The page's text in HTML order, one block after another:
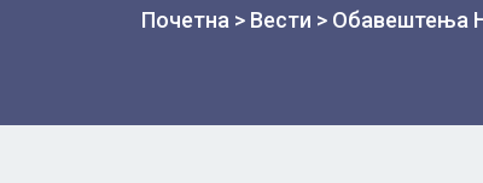
Почетна > Вести > Oбавештења